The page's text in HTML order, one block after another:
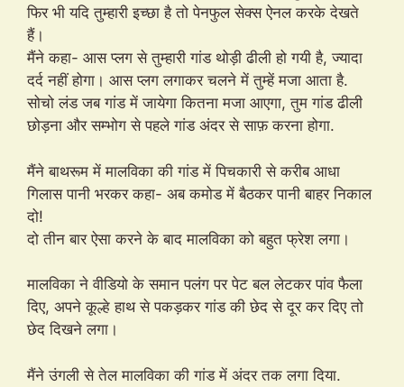
फिर भी यदि तुम्हारी इच्छा है तो पेनफुल सेक्स ऐनल करके देखते
हैं।
मैंने कहा- आस प्लग से तुम्हारी गांड थोड़ी ढीली हो गयी है, ज्यादा
दर्द नहीं होगा। आस प्लग लगाकर चलने में तुम्हें मजा आता है.
सोचो लंड जब गांड में जायेगा कितना मजा आएगा, तुम गांड ढीली
छोड़ना और सम्भोग से पहले गांड अंदर से साफ़ करना होगा.
मैंने बाथरूम में मालविका की गांड में पिचकारी से करीब आधा
गिलास पानी भरकर कहा- अब कमोड में बैठकर पानी बाहर निकाल
दो!
दो तीन बार ऐसा करने के बाद मालविका को बहुत फ्रेश लगा।
मालविका ने वीडियो के समान पलंग पर पेट बल लेटकर पांव फैला
दिए, अपने कूल्हे हाथ से पकड़कर गांड की छेद से दूर कर दिए तो
छेद दिखने लगा।
मैंने उंगली से तेल मालविका की गांड में अंदर तक लगा दिया.